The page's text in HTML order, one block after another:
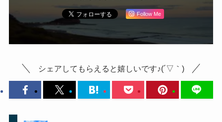
Follow Me
シェアしてもらえると嬉しいです♪(´▽｀)